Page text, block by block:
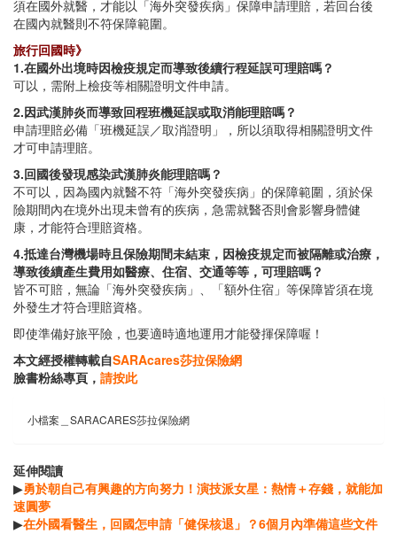
須在國外就醫，才能以「海外突發疾病」保障申請理賠，若回台後
在國內就醫則不符保障範圍。
旅行回國時》
1.在國外出境時因檢疫規定而導致後續行程延誤可理賠嗎？
可以，需附上檢疫等相關證明文件申請。
2.因武漢肺炎而導致回程班機延誤或取消能理賠嗎？
申請理賠必備「班機延誤／取消證明」，所以須取得相關證明文件
才可申請理賠。
3.回國後發現感染武漢肺炎能理賠嗎？
不可以，因為國內就醫不符「海外突發疾病」的保障範圍，須於保
險期間內在境外出現未曾有的疾病，急需就醫否則會影響身體健
康，才能符合理賠資格。
4.抵達台灣機場時且保險期間未結束，因檢疫規定而被隔離或治療，
導致後續產生費用如醫療、住宿、交通等等，可理賠嗎？
皆不可賠，無論「海外突發疾病」、「額外住宿」等保障皆須在境
外發生才符合理賠資格。
即使準備好旅平險，也要適時適地運用才能發揮保障喔！
本文經授權轉載自SARAcares莎拉保險網
臉書粉絲專頁， 請按此
小檔案＿SARACARES莎拉保險網
延伸閱讀
▶勇於朝自己有興趣的方向努力！演技派女星：熱情＋存錢，就能加
速圓夢
▶在外國看醫生，回國怎申請「健保核退」？6個月內準備這些文件